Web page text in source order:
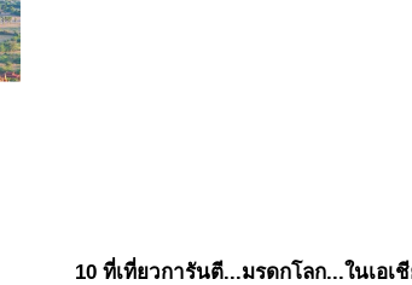
10 ที่เที่ยวการันตี...มรดกโลก...ในเอเ